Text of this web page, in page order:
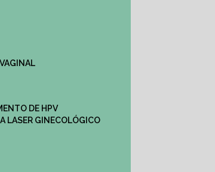
DE HPV
A LASER GINECOLÓGICO